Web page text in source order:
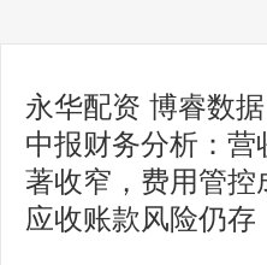
永华配资 博睿数
中报财务分析：
著收窄，费用管
应收账款风险仍存